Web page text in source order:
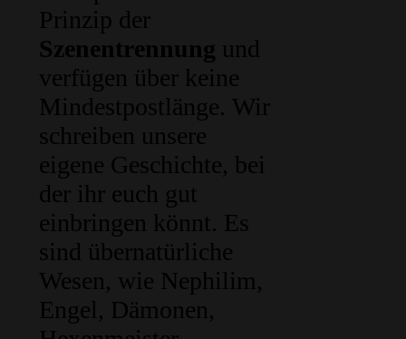
Prinzip der
Szenentrennung und
verfügen über keine
Mindestpostlänge. Wir
schreiben unsere
eigene Geschichte, bei
der ihr euch gut
einbringen könnt. Es
sind übernatürliche
Wesen, wie Nephilim,
Engel, Dämonen,